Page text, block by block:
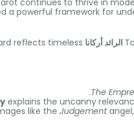
continues to thrive in
a powerful framework for
reflects timeless
The
.
explains the uncanny
like the Judgement angel,